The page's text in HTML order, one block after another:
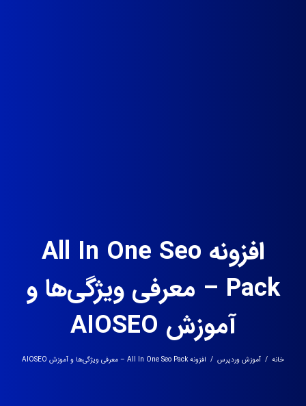
افزونه All In One Seo
Pack – معرفی ویژگی‌ها و
آموزش AIOSEO
خانه / آموزش وردپرس / افزونه All In One Seo Pack – معرفی ویژگی‌ها و آموزش AIOSEO